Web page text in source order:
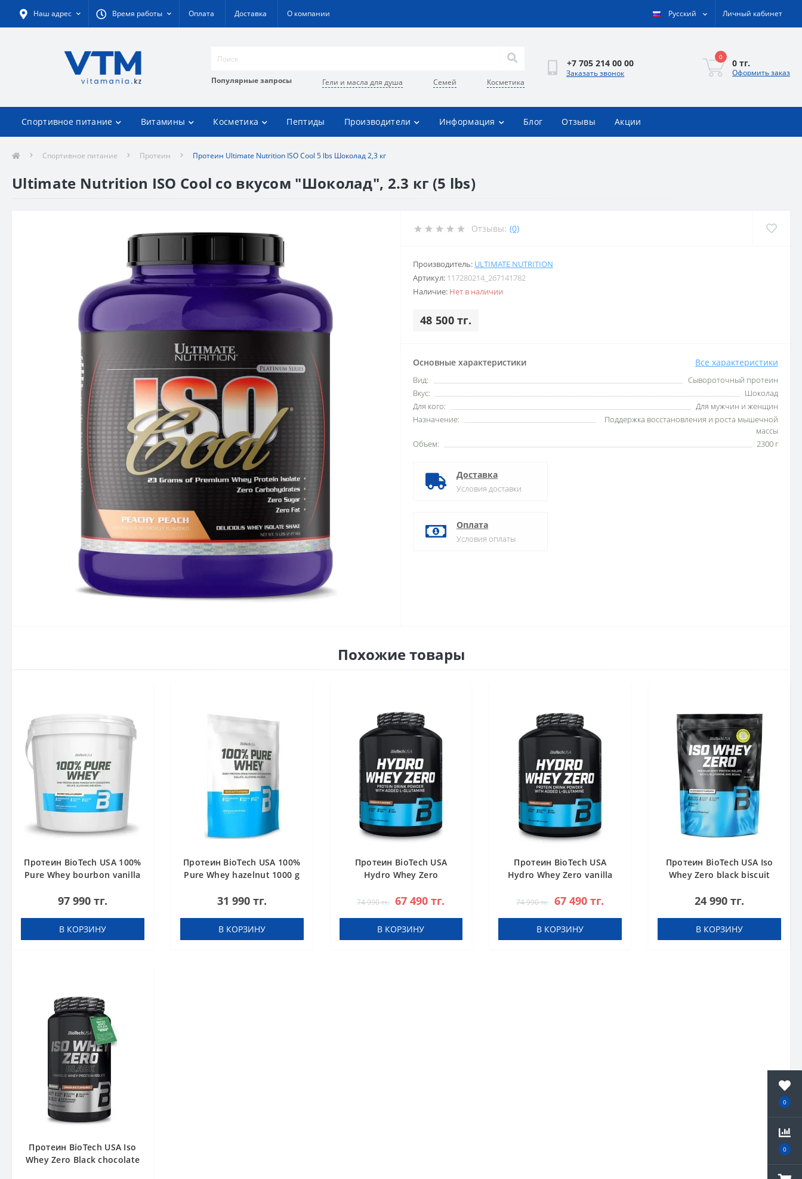
0
0
Наш адрес Время работы Оплата Доставка О компании Русский Личный кабинет
Популярные запросы Гели и масла для душа Семей Косметика
+7 705 214 00 00
Заказать звонок
0
0 тг.
Оформить заказ
Спортивное питание Витамины Косметика Пептиды Производители Информация Блог Отзывы Акции
Спортивное питание Протеин Протеин Ultimate Nutrition ISO Cool 5 lbs Шоколад 2,3 кг
Ultimate Nutrition ISO Cool со вкусом "Шоколад", 2.3 кг (5 lbs)
Отзывы: (0)
Производитель: ULTIMATE NUTRITION
Артикул: 117280214_267141782
Наличие: Нет в наличии
48 500 тг.
Основные характеристики Все характеристики
Вид:
Сывороточный протеин
Вкус:
Шоколад
Для кого:
Для мужчин и женщин
Назначение:
Поддержка восстановления и роста мышечной
массы
Объем:
2300 г
Доставка
Условия доставки
Оплата
Условия оплаты
Похожие товары
Протеин BioTech USA 100%
Pure Whey bourbon vanilla
97 990 тг.
В КОРЗИНУ
Протеин BioTech USA 100%
Pure Whey hazelnut 1000 g
31 990 тг.
В КОРЗИНУ
Протеин BioTech USA
Hydro Whey Zero
74 990 тг. 67 490 тг.
В КОРЗИНУ
Протеин BioTech USA
Hydro Whey Zero vanilla
74 990 тг. 67 490 тг.
В КОРЗИНУ
Протеин BioTech USA Iso
Whey Zero black biscuit
24 990 тг.
В КОРЗИНУ
Протеин BioTech USA Iso
Whey Zero Black chocolate